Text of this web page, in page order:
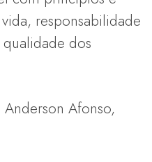
responsabilidade
dos
Afonso,